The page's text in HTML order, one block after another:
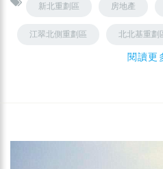
新北重劃區 房地產
江翠北側重劃區 北北基重劃
閱讀更